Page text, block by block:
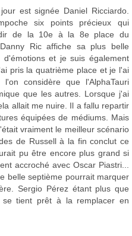
est signée Daniel Ricciardo.
six points précieux qui
de la 10e à la 8e place du
Ric affiche sa plus belle
et je suis également
pris la quatrième place et je l'ai
considère que l'AlphaTauri
que les autres. Lorsque j'ai
allait me nuire. Il a fallu repartir
équipées de médiums. Mais
vraiment le meilleur scénario
de Russell à la fin conclut ce
pu être encore plus grand si
accroché avec Oscar Piastri...
belle septième pourrait marquer
Sergio Pérez étant plus que
tient prêt à la remplacer en